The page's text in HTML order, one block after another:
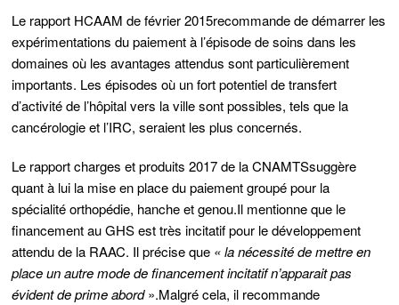
Le rapport HCAAM de février 2015recommande de démarrer les
expérimentations du paiement à l’épisode de soins dans les
domaines où les avantages attendus sont particulièrement
importants. Les épisodes où un fort potentiel de transfert
d’activité de l’hôpital vers la ville sont possibles, telsque la
cancérologie et l’IRC, seraient les plus concernés.
Le rapport charges et produits 2017 de la CNAMTSsuggère
quant à lui la mise en place du paiement groupé pour la
spécialité orthopédie, hanche et genou.Il mentionne que le
financement au GHS est très incitatif pour le développement
attendu de la RAAC. Il précise que « la nécessité de mettre en
place un autre mode de financement incitatif n’apparait pas
évident de prime abord».Malgré cela, il recommande